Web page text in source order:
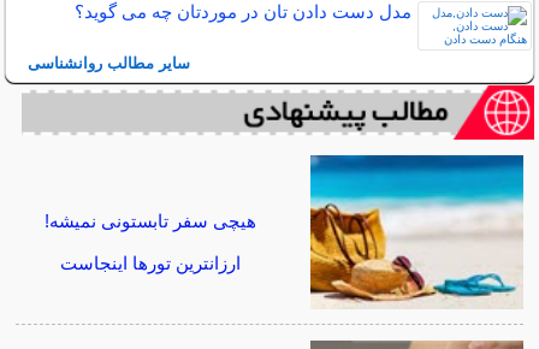
مدل دست دادن تان در موردتان چه می گوید؟
سایر مطالب روانشناسی
هیچی سفر تابستونی نمیشه!
ارزانترین تورها اینجاست